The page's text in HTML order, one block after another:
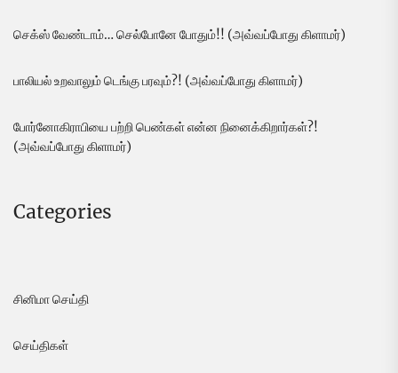
செக்ஸ் வேண்டாம்… செல்போனே போதும்!! (அவ்வப்போது கிளாமர்)
பாலியல் உறவாலும் டெங்கு பரவும்?! (அவ்வப்போது கிளாமர்)
போர்னோகிராபியை பற்றி பெண்கள் என்ன நினைக்கிறார்கள்?!
(அவ்வப்போது கிளாமர்)
Categories
சினிமா செய்தி
செய்திகள்